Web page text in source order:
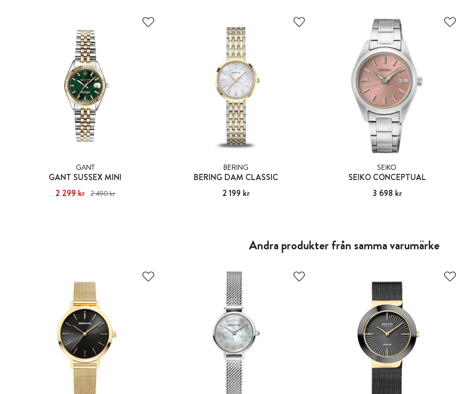
GANT
GANT SUSSEX MINI
Nuvarande pris: 2 299 krTidigare pris
2 299 kr 2 490 kr
BERING
BERING DAM CLASSIC
Pris :2 199 kr
2 199 kr
SEIKO
SEIKO CONCEPTUAL
Pris :3 698 kr
3 698 kr
Andra produkter från samma varumärke